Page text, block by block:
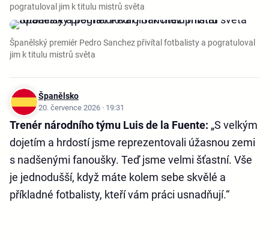
pogratuloval jim k titulu mistrů světa
Španělský premiér Pedro Sanchez přivítal fotbalisty a pogratuloval
jim k titulu mistrů světa
Španělsko
20. července 2026 · 19:31
Trenér národního týmu Luis de la Fuente: „S velkým
dojetím a hrdostí jsme reprezentovali úžasnou zemi
s nadšenými fanoušky. Teď jsme velmi šťastní. Vše
je jednodušší, když máte kolem sebe skvělé a
příkladné fotbalisty, kteří vám práci usnadňují.“